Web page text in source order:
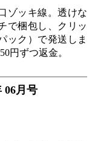
ゾッキ線。透けな
で梱包し、クリッ
ック）で発送しま
円ずつ返金。
06月号